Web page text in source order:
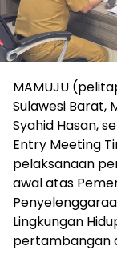
MAMUJU
Sulawesi Barat,
Syahid Hasan,
Entry Meeting
pelaksanaan
awal atas
Lingkungan
pertambangan